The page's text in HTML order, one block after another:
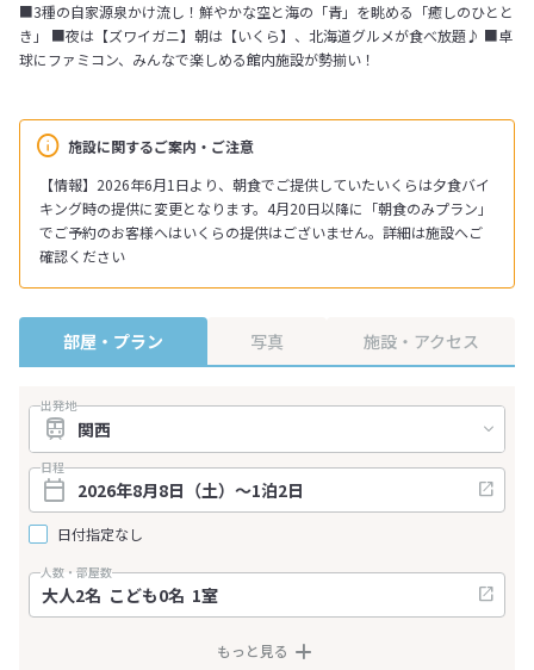
施設に関するご案内・ご注意
【情報】2026年6月1日より、朝食でご提供していたいくらは夕食バイ
キング時の提供に変更となります。4月20日以降に「朝食のみプラン」
でご予約のお客様へはいくらの提供はございません。詳細は施設へご
確認ください
■3種の自家源泉かけ流し！鮮やかな空と海の「青」を眺める「癒しのひとと
き」 ■夜は【ズワイガニ】朝は【いくら】、北海道グルメが食べ放題♪ ■卓
球にファミコン、みんなで楽しめる館内施設が勢揃い！
部屋・プラン 写真 施設・アクセス
出発地
日程
日付指定なし
人数・部屋数
もっと見る